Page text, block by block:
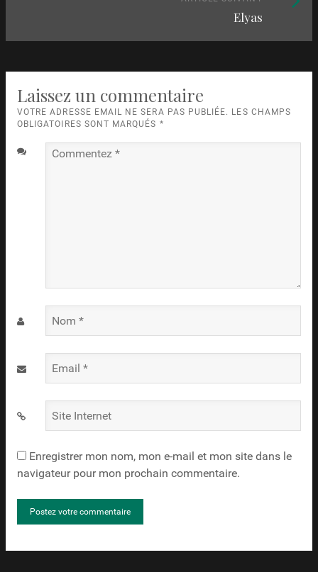
Elyas
Laissez un commentaire
VOTRE ADRESSE EMAIL NE SERA PAS PUBLIÉE. LES CHAMPS
OBLIGATOIRES SONT MARQUÉS *
Commentez
Nom
Email
Site
Internet
Enregistrer mon nom, mon e-mail et mon site dans le
navigateur pour mon prochain commentaire.